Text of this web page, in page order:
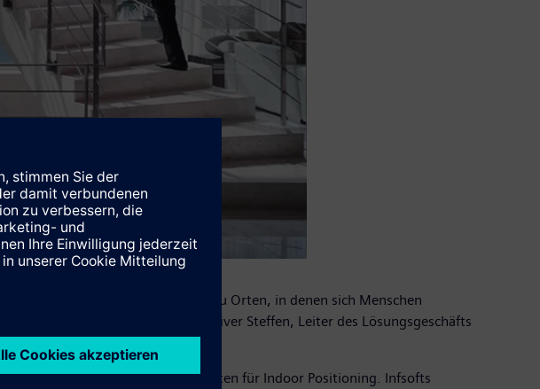
ideal. So machen wir Gebäude zu Orten, in denen sich Menschen
zu optimieren", sagt Eike-Oliver Steffen, Leiter des Lösungsgeschäfts
einem renommierten Spezialisten für Indoor Positioning. Infsofts